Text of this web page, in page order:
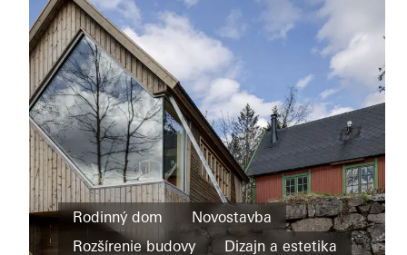
Rodinný
dom
Novostavba
Rodinný dom
Novostavba
Rozšírenie budovy
Dizajn a estetika